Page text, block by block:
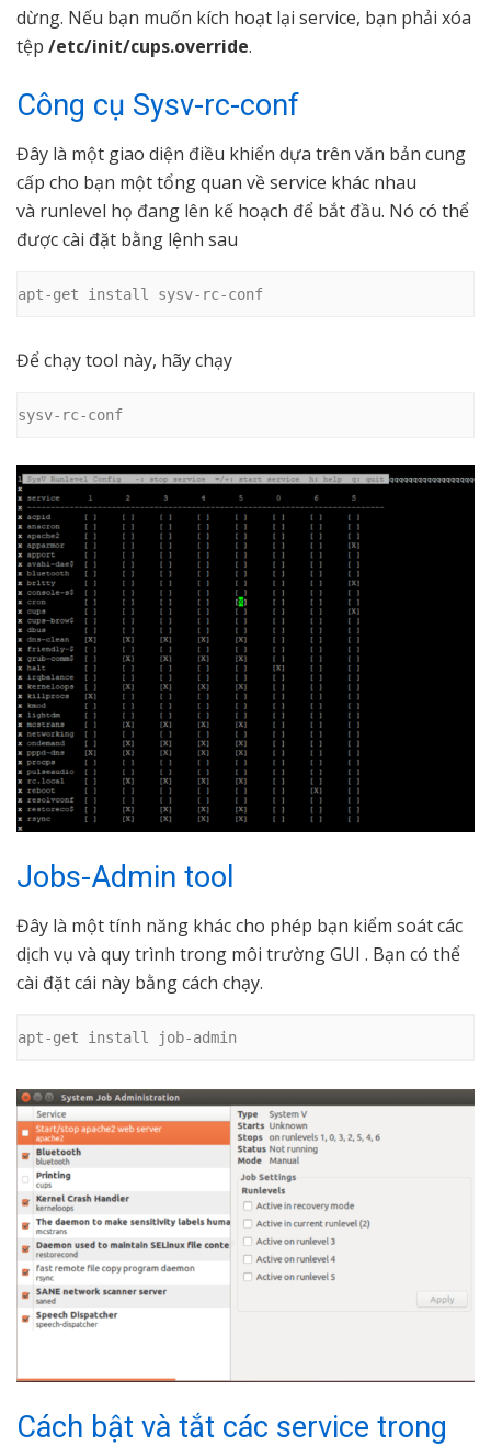
dừng. Nếu bạn muốn kích hoạt lại service, bạn phải xóa
tệp /etc/init/cups.override.
Công cụ Sysv-rc-conf
Đây là một giao diện điều khiển dựa trên văn bản cung
cấp cho bạn một tổng quan về service khác nhau
và runlevel họ đang lên kế hoạch để bắt đầu. Nó có thể
được cài đặt bằng lệnh sau
apt-get install sysv-rc-conf
Để chạy tool này, hãy chạy
sysv-rc-conf
Jobs-Admin tool
Đây là một tính năng khác cho phép bạn kiểm soát các
dịch vụ và quy trình trong môi trường GUI . Bạn có thể
cài đặt cái này bằng cách chạy.
apt-get install job-admin
Cách bật và tắt các service trong